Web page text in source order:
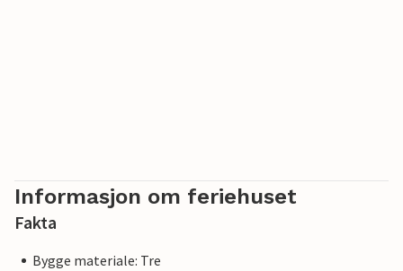
Informasjon om feriehuset
Fakta
Bygge materiale: Tre